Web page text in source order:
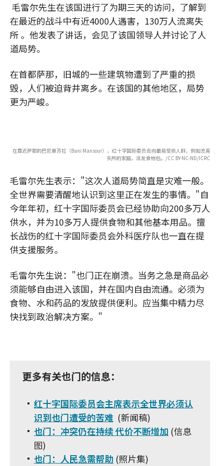
毛雷尔先生在该国进行了为期三天的访问，了解到
在最近的战斗中有近4000人遇害，130万人流离失
所 。他发表了讲话，会见了该国领导人并讨论了人
道局势。
在首都萨那，旧城的一些建筑物遭到了严重的损
毁，人们被迫背井离乡。在该国的其他地区，局势
更为严峻。
在靠近萨那的巴尼曼苏拉（Bani Mansour），红十字国际委员会向最易受损人群，例如流离
失所的家庭，派发食物包。/CC BY-NC-ND/ICRC
毛雷尔先生表示："这次人道局势简直是灾难一般。
全世界需要清醒地认识到这里正在发生的事情。"自
今年年初，红十字国际委员会已经协助向200多万人
供水，并为10多万人提供食物和其他基本用品。擅
长战伤的红十字国际委员会外科医疗队也一直在提
供支援服务。
毛雷尔先生说："也门正在崩溃。当务之急是商品必
须能够自由进入该国，并在国内自由流通。必须为
食物、水和药品的发放提供便利。应当集中精力尽
快找到政治解决方案。"
更多有关也门的信息：
红十字国际委员会主席表示全世界必须认
识到也门遭受的苦难 (新闻稿)
也门：冲突仍在持续 代价不断增加 (信息
图)
也门：人民急需帮助 (照片集)